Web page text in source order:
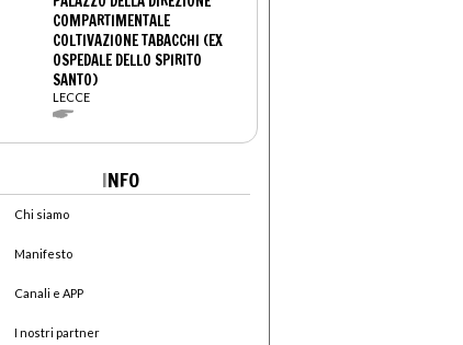
COMPARTIMENTALE
COLTIVAZIONE TABACCHI (EX
OSPEDALE DELLO SPIRITO
SANTO)
LECCE
INFO
Chi siamo
Manifesto
Canali e APP
I nostri partner